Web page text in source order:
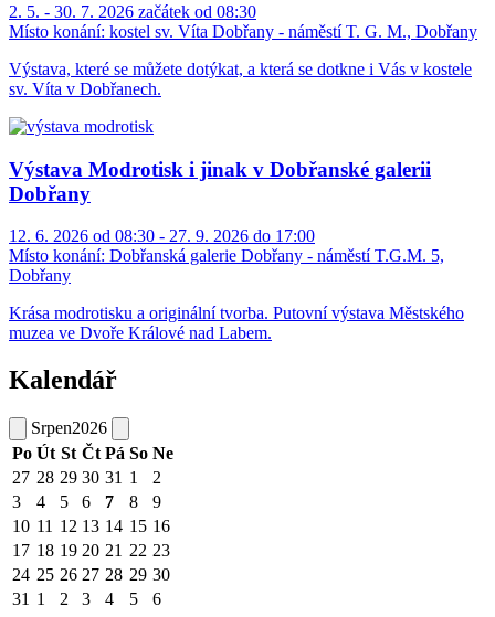
2. 5. - 30. 7. 2026 začátek od 08:30
Místo konání: kostel sv. Víta Dobřany - náměstí T. G. M., Dobřany
Výstava, které se můžete dotýkat, a která se dotkne i Vás v kostele
sv. Víta v Dobřanech.
Výstava Modrotisk i jinak v Dobřanské galerii
Dobřany
12. 6. 2026 od 08:30 - 27. 9. 2026 do 17:00
Místo konání: Dobřanská galerie Dobřany - náměstí T.G.M. 5,
Dobřany
Krása modrotisku a originální tvorba. Putovní výstava Městského
muzea ve Dvoře Králové nad Labem.
Kalendář
Srpen2026
Po Út St Čt Pá So Ne
27 28 29 30 31 1
2
3
4 5 6 7 8
9
10 11 12 13 14 15 16
17 18 19 20 21 22 23
24 25 26 27 28 29 30
31 1 2 3 4 5 6